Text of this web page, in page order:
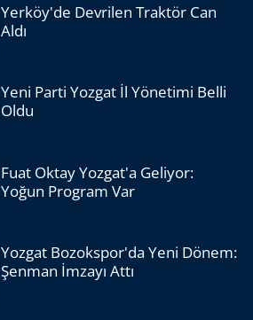
Yerköy'de Devrilen Traktör Can
Aldı
Yeni Parti Yozgat İl Yönetimi Belli
Oldu
Fuat Oktay Yozgat'a Geliyor:
Yoğun Program Var
Yozgat Bozokspor'da Yeni Dönem:
Şenman İmzayı Attı